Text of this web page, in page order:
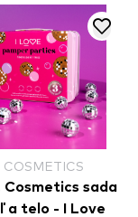
COSMETICS
Cosmetics sada
a telo - I Love